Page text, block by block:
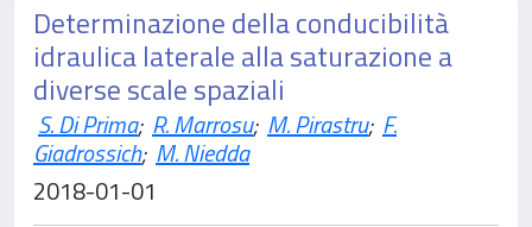
Determinazione della conducibilità
idraulica laterale alla saturazione a
diverse scale spaziali
S. Di Prima; R. Marrosu; M. Pirastru; F.
Giadrossich; M. Niedda
2018-01-01